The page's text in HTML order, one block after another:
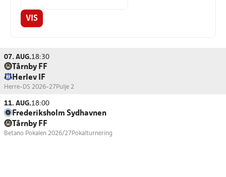
VIS
07. AUG.18:30
Tårnby FF
Herlev IF
Herre-DS 2026-27 Pulje 2
11. AUG.18:00
Frederiksholm Sydhavnen
Tårnby FF
Betano Pokalen 2026/27 Pokalturnering